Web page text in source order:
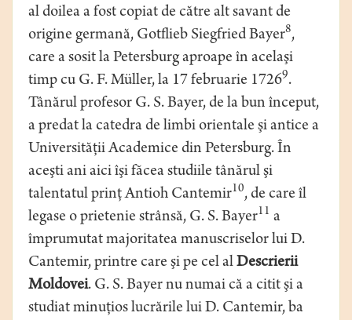
al doilea a fost copiat de către alt savant de
origine germană, Gotflieb Siegfried Bayer8,
care a sosit la Petersburg aproape în acelaşi
timp cu G. F. Müller, la 17 februarie 17269.
Tânărul profesor G. S. Bayer, de la bun început,
a predat la catedra de limbi orientale şi antice a
Universităţii Academice din Petersburg. În
aceşti ani aici îşi făcea studiile tânărul şi
talentatul prinţ Antioh Cantemir10, de care îl
legase o prietenie strânsă, G. S. Bayer11 a
împrumutat majoritatea manuscriselor lui D.
Cantemir, printre care şi pe cel alDescrierii
Moldovei. G. S. Bayer nu numai că a citit şi a
studiat minuţios lucrările lui D. Cantemir, ba